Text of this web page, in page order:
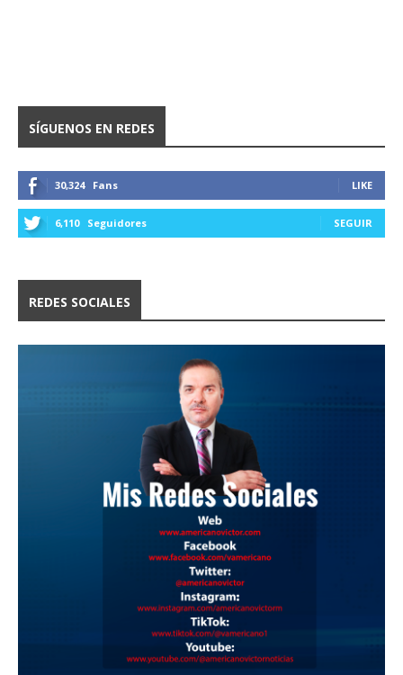
SÍGUENOS EN REDES
30,324 Fans LIKE
6,110 Seguidores SEGUIR
REDES SOCIALES